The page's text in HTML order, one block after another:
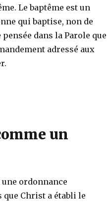
Le baptême est un
qui baptise, non de
dans la Parole que
adressé aux
un
une ordonnance
que Christ a établi le